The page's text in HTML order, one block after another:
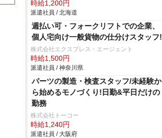
時給1,200円
派遣社員 / 北海道
週払い可・フォークリフトでの企業、
個人宅向け一般貨物の仕分けスタッフ!
株式会社エクスプレス・エージェント
時給1,500円
派遣社員 / 神奈川県
パーツの製造・検査スタッフ/未経験か
ら始めるモノづくり!日勤&平日だけの
勤務
株式会社トーコー
時給1,240円
派遣社員 / 大阪府